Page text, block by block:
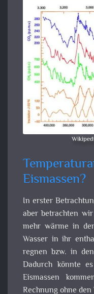
Eismassen?
In erster
aber betrachten wir
wärme in der
enthalten. Folglich
kälteren
durchaus zu
Allerdings
gemacht.
Die Erde
Betrachten wir